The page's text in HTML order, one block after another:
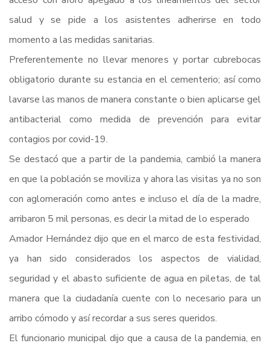
salud y se pide a los asistentes adherirse en todo
momento a las medidas sanitarias.
Preferentemente no llevar menores y portar cubrebocas
obligatorio durante su estancia en el cementerio; así como
lavarse las manos de manera constante o bien aplicarse gel
antibacterial como medida de prevención para evitar
contagios por covid-19.
Se destacó que a partir de la pandemia, cambió la manera
en que la población se moviliza y ahora las visitas ya no son
con aglomeración como antes e incluso el día de la madre,
arribaron 5 mil personas, es decir la mitad de lo esperado
Amador Hernández dijo que en el marco de esta festividad,
ya han sido considerados los aspectos de vialidad,
seguridad y el abasto suficiente de agua en piletas, de tal
manera que la ciudadanía cuente con lo necesario para un
arribo cómodo y así recordar a sus seres queridos.
El funcionario municipal dijo que a causa de la pandemia, en